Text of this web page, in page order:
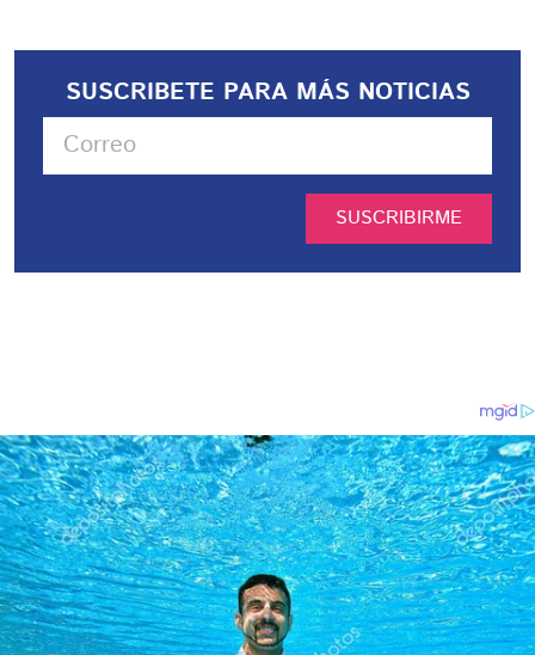
SUSCRIBETE PARA MÁS NOTICIAS
SUSCRIBIRME